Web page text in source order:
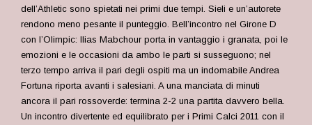
dell’Athletic sono spietati nei primi due tempi. Sieli e un’autorete
rendono meno pesante il punteggio. Bell’incontro nel Girone D
con l’Olimpic: Ilias Mabchour porta in vantaggio i granata, poi le
emozioni e le occasioni da ambo le parti si susseguono; nel
terzo tempo arriva il pari degli ospiti ma un indomabile Andrea
Fortuna riporta avanti i salesiani. A una manciata di minuti
ancora il pari rossoverde: termina 2-2 una partita davvero bella.
Un incontro divertente ed equilibrato per i Primi Calci 2011 con il